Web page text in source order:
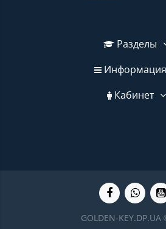
Разделы
Информация
Кабинет
GOLDEN-